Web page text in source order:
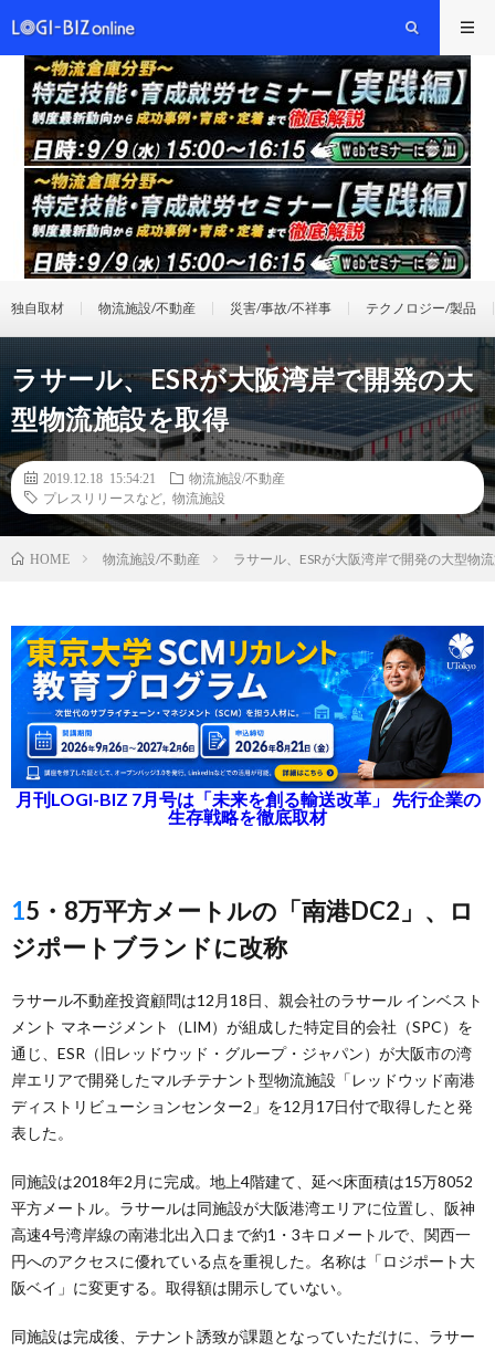
独自取材 物流施設/不動産 災害/事故/不祥事 テクノロジー/製品
ラサール、ESRが大阪湾岸で開発の大
型物流施設を取得
2019.12.18 15:54:21
物流施設/不動産
プレスリリースなど
物流施設
HOME 物流施設/不動産 ラサール、ESRが大阪湾岸で開発の大型物
月刊LOGI-BIZ 7月号は「未来を創る輸送改革」 先行企業の
生存戦略を徹底取材
15・8万平方メートルの「南港DC2」、ロ
ジポートブランドに改称
ラサール不動産投資顧問は12月18日、親会社のラサール インベスト
メント マネージメント（LIM）が組成した特定目的会社（SPC）を
通じ、ESR（旧レッドウッド・グループ・ジャパン）が大阪市の湾
岸エリアで開発したマルチテナント型物流施設「レッドウッド南港
ディストリビューションセンター2」を12月17日付で取得したと発
表した。
同施設は2018年2月に完成。地上4階建て、延べ床面積は15万8052
平方メートル。ラサールは同施設が大阪港湾エリアに位置し、阪神
高速4号湾岸線の南港北出入口まで約1・3キロメートルで、関西一
円へのアクセスに優れている点を重視した。名称は「ロジポート大
阪ベイ」に変更する。取得額は開示していない。
同施設は完成後、テナント誘致が課題となっていただけに、ラサー